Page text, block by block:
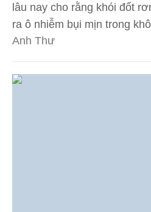
lâu nay cho rằng khói đốt
ra ô nhiễm bụi mịn trong
Anh Thư